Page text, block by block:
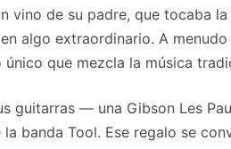
vino de su padre, que tocaba
algo extraordinario. A
único que mezcla la música
guitarras — una Gibson Les
la banda Tool. Ese regalo se